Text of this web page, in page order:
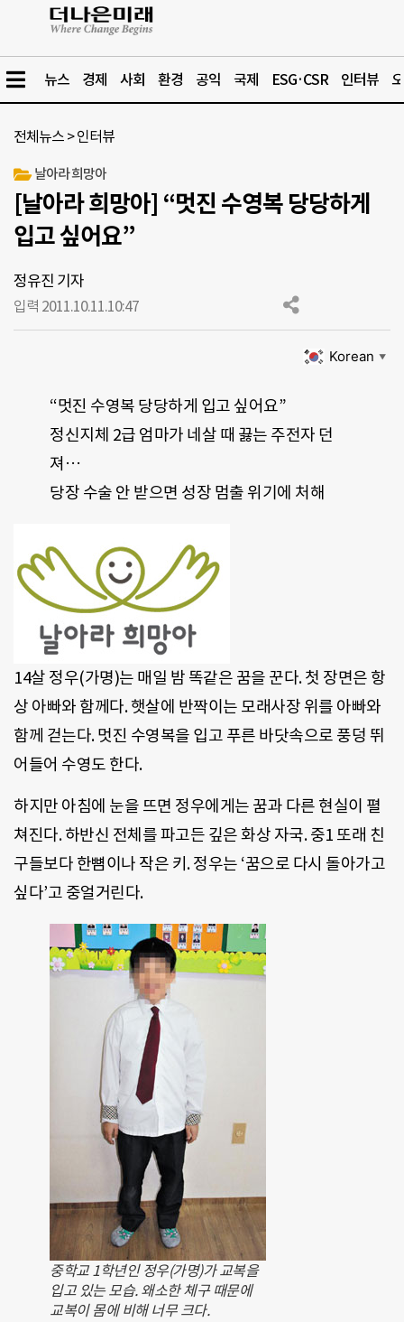
뉴스 경제 사회 환경 공익 국제 ESG·CSR 인터뷰
전체뉴스 >인터뷰
날아라 희망아
[날아라 희망아] “멋진 수영복 당당하게
입고 싶어요”
정유진 기자
입력 2011.10.11.10:47
Korean ▼
“멋진 수영복 당당하게 입고 싶어요”
정신지체 2급 엄마가 네살 때 끓는 주전자 던
져…
당장 수술 안 받으면 성장 멈출 위기에 처해
14살 정우(가명)는 매일 밤 똑같은 꿈을 꾼다. 첫 장면은 항
상 아빠와 함께다. 햇살에 반짝이는 모래사장 위를 아빠와
함께 걷는다. 멋진 수영복을 입고 푸른 바닷속으로 풍덩 뛰
어들어 수영도 한다.
하지만 아침에 눈을 뜨면 정우에게는 꿈과 다른 현실이 펼
쳐진다. 하반신 전체를 파고든 깊은 화상 자국. 중1 또래 친
구들보다 한뼘이나 작은 키. 정우는 ‘꿈으로 다시 돌아가고
싶다’고 중얼거린다.
중학교 1학년인 정우(가명)가 교복을
입고 있는 모습. 왜소한 체구 때문에
교복이 몸에 비해 너무 크다.